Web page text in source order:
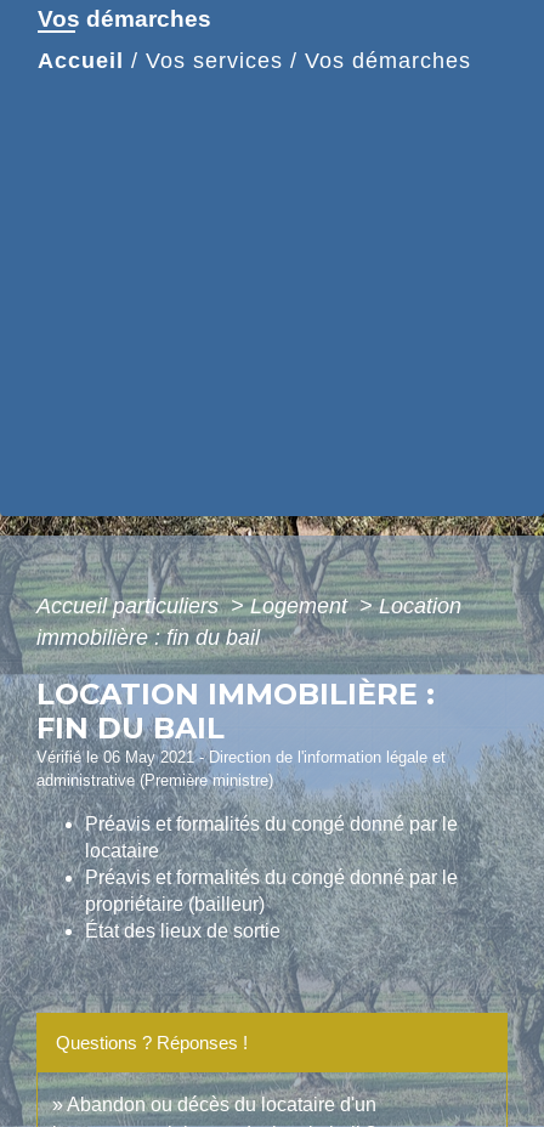
Vos démarches
Accueil / Vos services / Vos démarches
Accueil particuliers> Logement> Location
immobilière : fin du bail
LOCATION IMMOBILIÈRE :
FIN DU BAIL
Vérifié le 06 May 2021 - Direction de l'information légale et
administrative (Première ministre)
Préavis et formalités du congé donné par le
locataire
Préavis et formalités du congé donné par le
propriétaire (bailleur)
État des lieux de sortie
Questions ? Réponses !
Abandon ou décès du locataire d'un